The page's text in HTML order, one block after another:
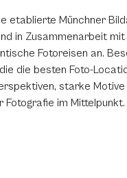
etablierte Münchner
in Zusammenarbeit
Fotoreisen an.
die besten Foto-
starke
Fotografie im Mittelpunkt.